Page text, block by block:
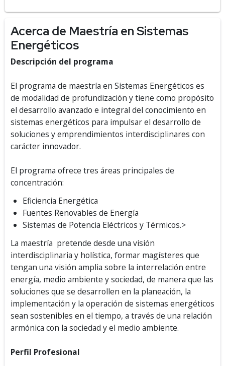
Acerca de Maestría en Sistemas
Energéticos
Descripción del programa
El programa de maestría en Sistemas Energéticos es
de modalidad de profundización y tiene como propósito
el desarrollo avanzado e integral del conocimiento en
sistemas energéticos para impulsar el desarrollo de
soluciones y emprendimientos interdisciplinares con
carácter innovador.
El programa ofrece tres áreas principales de
concentración:
Eficiencia Energética
Fuentes Renovables de Energía
Sistemas de Potencia Eléctricos y Térmicos.>
La maestría pretende desde una visión
interdisciplinaria y holística, formar magísteres que
tengan una visión amplia sobre la interrelación entre
energía, medio ambiente y sociedad, de manera que las
soluciones que se desarrollen en la planeación, la
implementación y la operación de sistemas energéticos
sean sostenibles en el tiempo, a través de una relación
armónica con la sociedad y el medio ambiente.
Perfil Profesional